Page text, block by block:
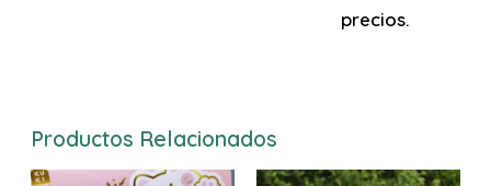
precios.
Productos Relacionados